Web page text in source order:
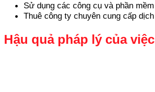
Sử dụng các công cụ và phần
Thuê công ty chuyên cung cấp
Hậu quả pháp lý của